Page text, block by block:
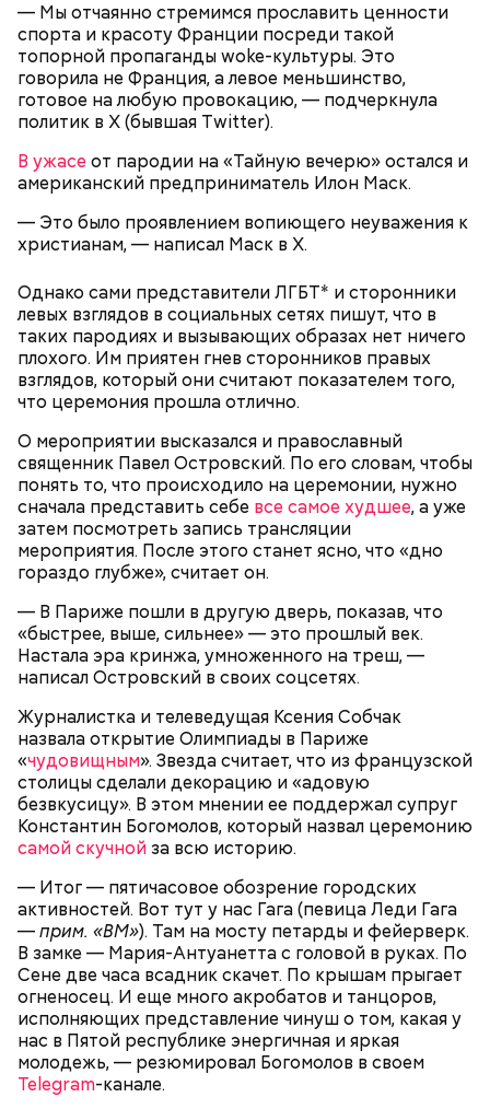
— Мы отчаянно стремимся прославить ценности
спорта и красоту Франции посреди такой
топорной пропаганды woke-культуры. Это
говорила не Франция, а левое меньшинство,
готовое на любую провокацию, — подчеркнула
политик в X (бывшая Twitter).
В ужасе от пародии на «Тайную вечерю» остался и
американский предприниматель Илон Маск.
— Это было проявлением вопиющего неуважения к
христианам, — написал Маск в Х.
Однако сами представители ЛГБТ* и сторонники
левых взглядов в социальных сетях пишут, что в
таких пародиях и вызывающих образах нет ничего
плохого. Им приятен гнев сторонников правых
взглядов, который они считают показателем того,
что церемония прошла отлично.
О мероприятии высказался и православный
священник Павел Островский. По его словам, чтобы
понять то, что происходило на церемонии, нужно
сначала представить себе все самое худшее, а уже
затем посмотреть запись трансляции
мероприятия. После этого станет ясно, что «дно
гораздо глубже», считает он.
— В Париже пошли в другую дверь, показав, что
«быстрее, выше, сильнее» — это прошлый век.
Настала эра кринжа, умноженного на треш, —
написал Островский в своих соцсетях.
Журналистка и телеведущая Ксения Собчак
назвала открытие Олимпиады в Париже
«чудовищным». Звезда считает, что из французской
столицы сделали декорацию и «адовую
безвкусицу». В этом мнении ее поддержал супруг
Константин Богомолов, который назвал церемонию
самой скучнойза всю историю.
— Итог — пятичасовое обозрение городских
активностей. Вот тут у нас Гага (певица Леди Гага
—прим. «ВМ»). Там на мосту петарды и фейерверк.
В замке — Мария-Антуанетта с головой в руках. По
Сене две часа всадник скачет. По крышам прыгает
огненосец. И еще много акробатов и танцоров,
исполняющих представление чинуш о том, какая у
нас в Пятой республике энергичная и яркая
молодежь, — резюмировал Богомолов в своем
Telegram-канале.
— Если соблюдать определенный режим при
выращивании растительности, то можно получить
вполне чистый продукт. Молоко, которое
производится в этом районе, поступает на
Полесский молочный завод и имеет европейский
сертификат качества. Если бы там обнаружили
хоть что-то опасное для человеческого здоровья,
то производство давно бы закрыли. Тем более
уровень контроля очень высокий, — подчеркнул
Бабич.
Правда, уверен он, для возрождения остальных
земель, которые пострадали от аварии, нужны
современные технологии:
— Нужно выбирать относительно чистые
территории, проводить коммуникации, но в любом
случае осваивать эти земли полностью все равно
не удастся, нужны годы, чтобы экосистема стала
менее опасной.